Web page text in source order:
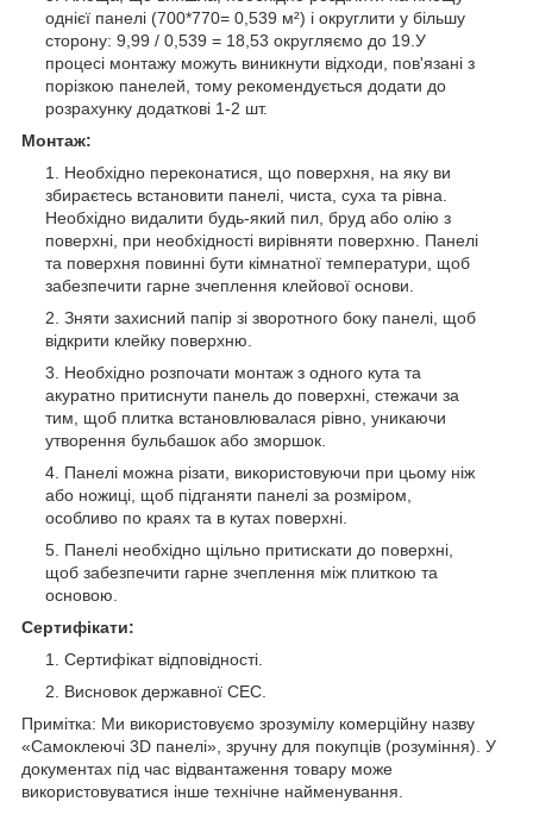
однієї панелі (700*770= 0,539 м²) і округлити у більшу
сторону: 9,99 / 0,539 = 18,53 округляємо до 19.У
процесі монтажу можуть виникнути відходи, пов'язані з
порізкою панелей, тому рекомендується додати до
розрахунку додаткові 1-2 шт.
Монтаж:
Необхідно переконатися, що поверхня, на яку ви
збираєтесь встановити панелі, чиста, суха та рівна.
Необхідно видалити будь-який пил, бруд або олію з
поверхні, при необхідності вирівняти поверхню. Панелі
та поверхня повинні бути кімнатної температури, щоб
забезпечити гарне зчеплення клейової основи.
Зняти захисний папір зі зворотного боку панелі, щоб
відкрити клейку поверхню.
Необхідно розпочати монтаж з одного кута та
акуратно притиснути панель до поверхні, стежачи за
тим, щоб плитка встановлювалася рівно, уникаючи
утворення бульбашок або зморшок.
Панелі можна різати, використовуючи при цьому ніж
або ножиці, щоб підганяти панелі за розміром,
особливо по краях та в кутах поверхні.
Панелі необхідно щільно притискати до поверхні,
щоб забезпечити гарне зчеплення між плиткою та
основою.
Сертифікати:
Сертифікат відповідності.
Висновок державної СЕС.
Примітка: Ми використовуємо зрозумілу комерційну назву
«Самоклеючі 3D панелі», зручну для покупців (розуміння). У
документах під час відвантаження товару може
використовуватися інше технічне найменування.